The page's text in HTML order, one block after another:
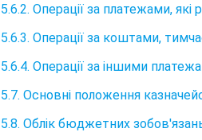
5.6.2. Операції за платежами,
5.6.3. Операції за коштами,
5.6.4. Операції за іншими
5.7. Основні положення
5.8. Облік бюджетних